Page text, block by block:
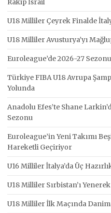
Rakip İsrail
U18 Milliler Çeyrek Finalde
U18 Milliler Avusturya’yı
Euroleague’de 2026-27
Türkiye FIBA U18 Avrupa
Yolunda
Anadolu Efes’te Shane
Sezonu
Euroleague’in Yeni Takımı
Hareketli Geçiriyor
U16 Milliler İtalya’da Üç
U18 Milliler Sırbistan’ı Yenerek
U18 Milliler İlk Maçında